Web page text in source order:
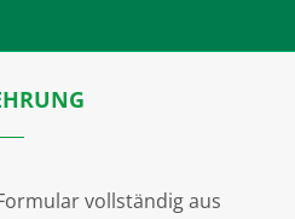
vollständig aus